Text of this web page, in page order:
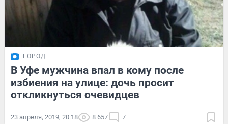
ГОРОД
В Уфе мужчина впал в кому после
избиения на улице: дочь просит
откликнуться очевидцев
23 апреля, 2019, 20:18 8 657 7